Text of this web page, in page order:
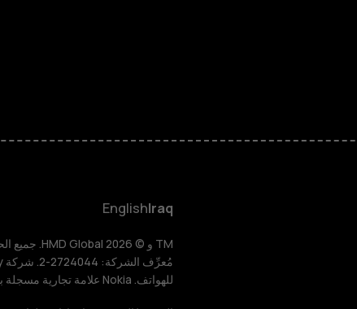
Terra M
HMD DUB
HMD Watch
Iraq
English
للهواتف. Nokia علامة تجارية مسجلة باسم شركة Nokia Corporation.